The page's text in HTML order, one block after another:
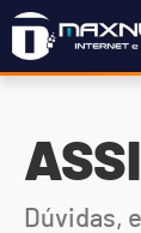
Dúvidas,